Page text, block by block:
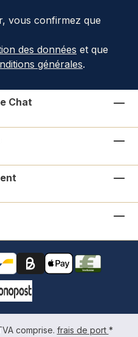
vous confirmez que
des données et que
générales.
Chat
comprise. frais de port *